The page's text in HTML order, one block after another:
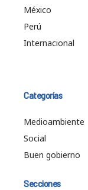
México
Perú
Internacional
Categorías
Medioambiente
Social
Buen gobierno
Secciones